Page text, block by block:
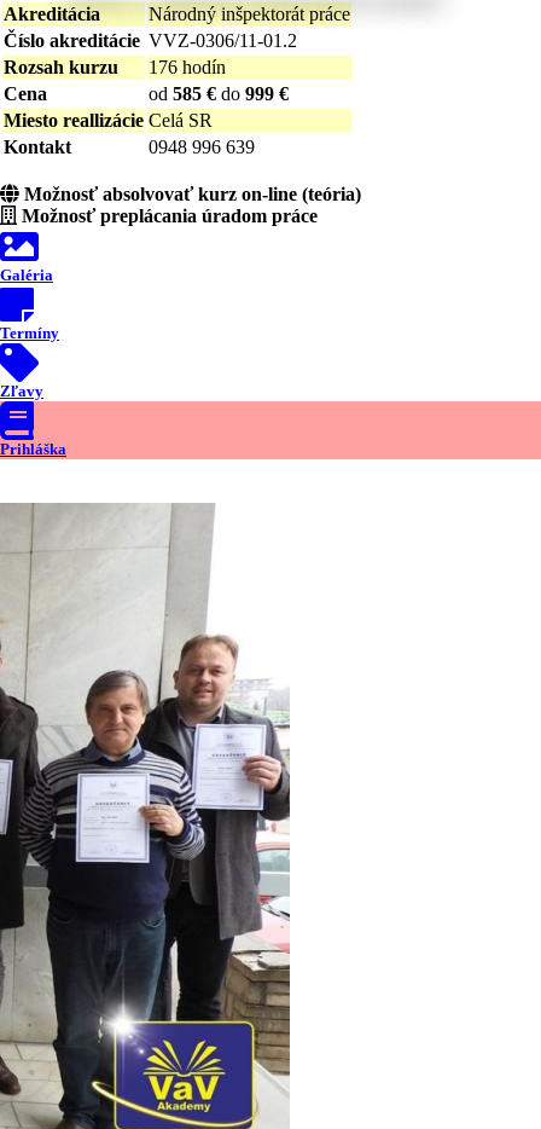
Akreditácia
Národný inšpektorát práce
Číslo akreditácie VVZ-0306/11-01.2
Rozsah kurzu
176 hodín
Cena
od 585 € do 999 €
Miesto reallizácie Celá SR
Kontakt
0948 996 639
Možnosť absolvovať kurz on-line (teória)
Možnosť preplácania úradom práce
Galéria
Termíny
Zľavy
Prihláška